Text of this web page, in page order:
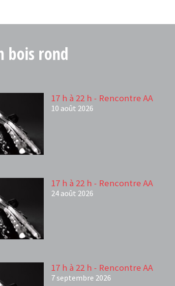
bois rond
17 h à 22 h - Rencontre AA
10 août 2026
17 h à 22 h - Rencontre AA
24 août 2026
17 h à 22 h - Rencontre AA
7 septembre 2026